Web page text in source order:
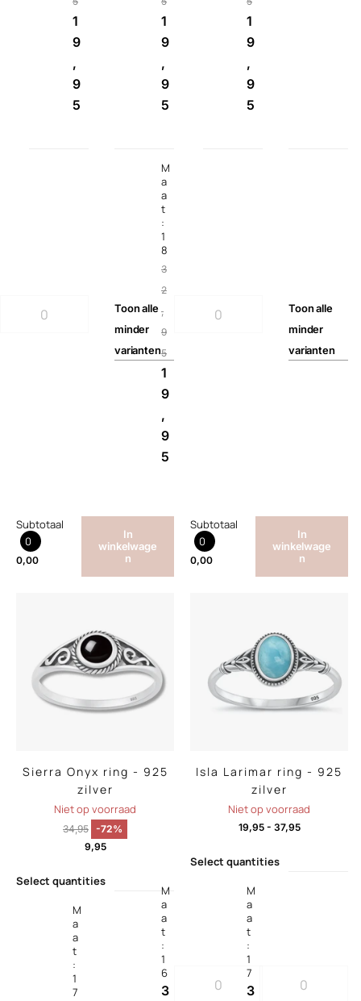
1
9
,
9
5
Toonalle
minder
varianten
Subtotaal
0
0,00
In
winkelwage
n
1
9
,
9
5
1
9
,
9
5
M
a
a
t
:
1
8
3
2
,
9
5
1
9
,
9
5
Toonalle
minder
varianten
Subtotaal
0
0,00
In
winkelwage
n
Sierra Onyx ring - 925
zilver
Niet op voorraad
34,95 -72%
9,95
Select quantities
M
a
a
t
:
1
7
Isla Larimar ring - 925
zilver
Niet op voorraad
19,95- 37,95
Select quantities
M
a
a
t
:
1
6
3
M
a
a
t
:
1
7
3